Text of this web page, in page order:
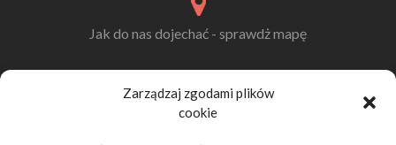
Zarządzaj zgodami plików
cookie
Jak do nas dojechać - sprawdż mapę
Meble Ogrodowe Przasnysz